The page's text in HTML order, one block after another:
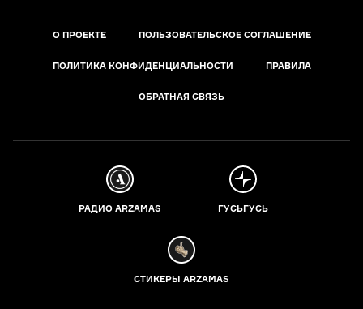
О ПРОЕКТЕ ПОЛЬЗОВАТЕЛЬСКОЕ СОГЛАШЕНИЕ
ПОЛИТИКА КОНФИДЕНЦИАЛЬНОСТИ ПРАВИЛА
ОБРАТНАЯ СВЯЗЬ
РАДИО ARZAMAS ГУСЬГУСЬ
СТИКЕРЫ ARZAMAS